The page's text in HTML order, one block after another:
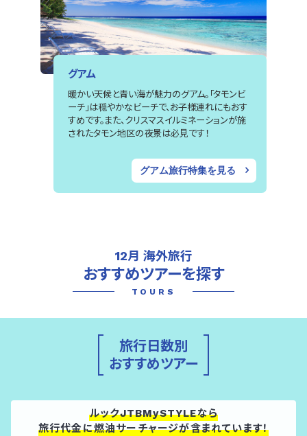
グアム
暖かい天候と青い海が魅力のグアム。「タモンビ
ーチ」は穏やかなビーチで、お子様連れにもおす
すめです。また、クリスマスイルミネーションが施
されたタモン地区の夜景は必見です！
グアム旅行特集を見る
12月 海外旅行
おすすめツアーを探す
TOURS
旅行日数別
おすすめツアー
ルックJTBMySTYLEなら
旅行代金に燃油サーチャージが含まれています！